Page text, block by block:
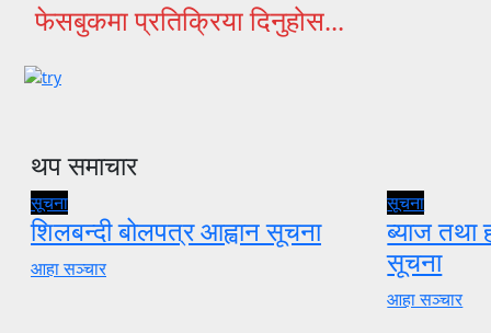
फेसबुकमा प्रतिक्रिया दिनुहोस...
थप समाचार
सूचना
शिलबन्दी बोलपत्र आह्वान सूचना
आहा सञ्चार
सूचना
ब्याज तथा
सूचना
आहा सञ्चार